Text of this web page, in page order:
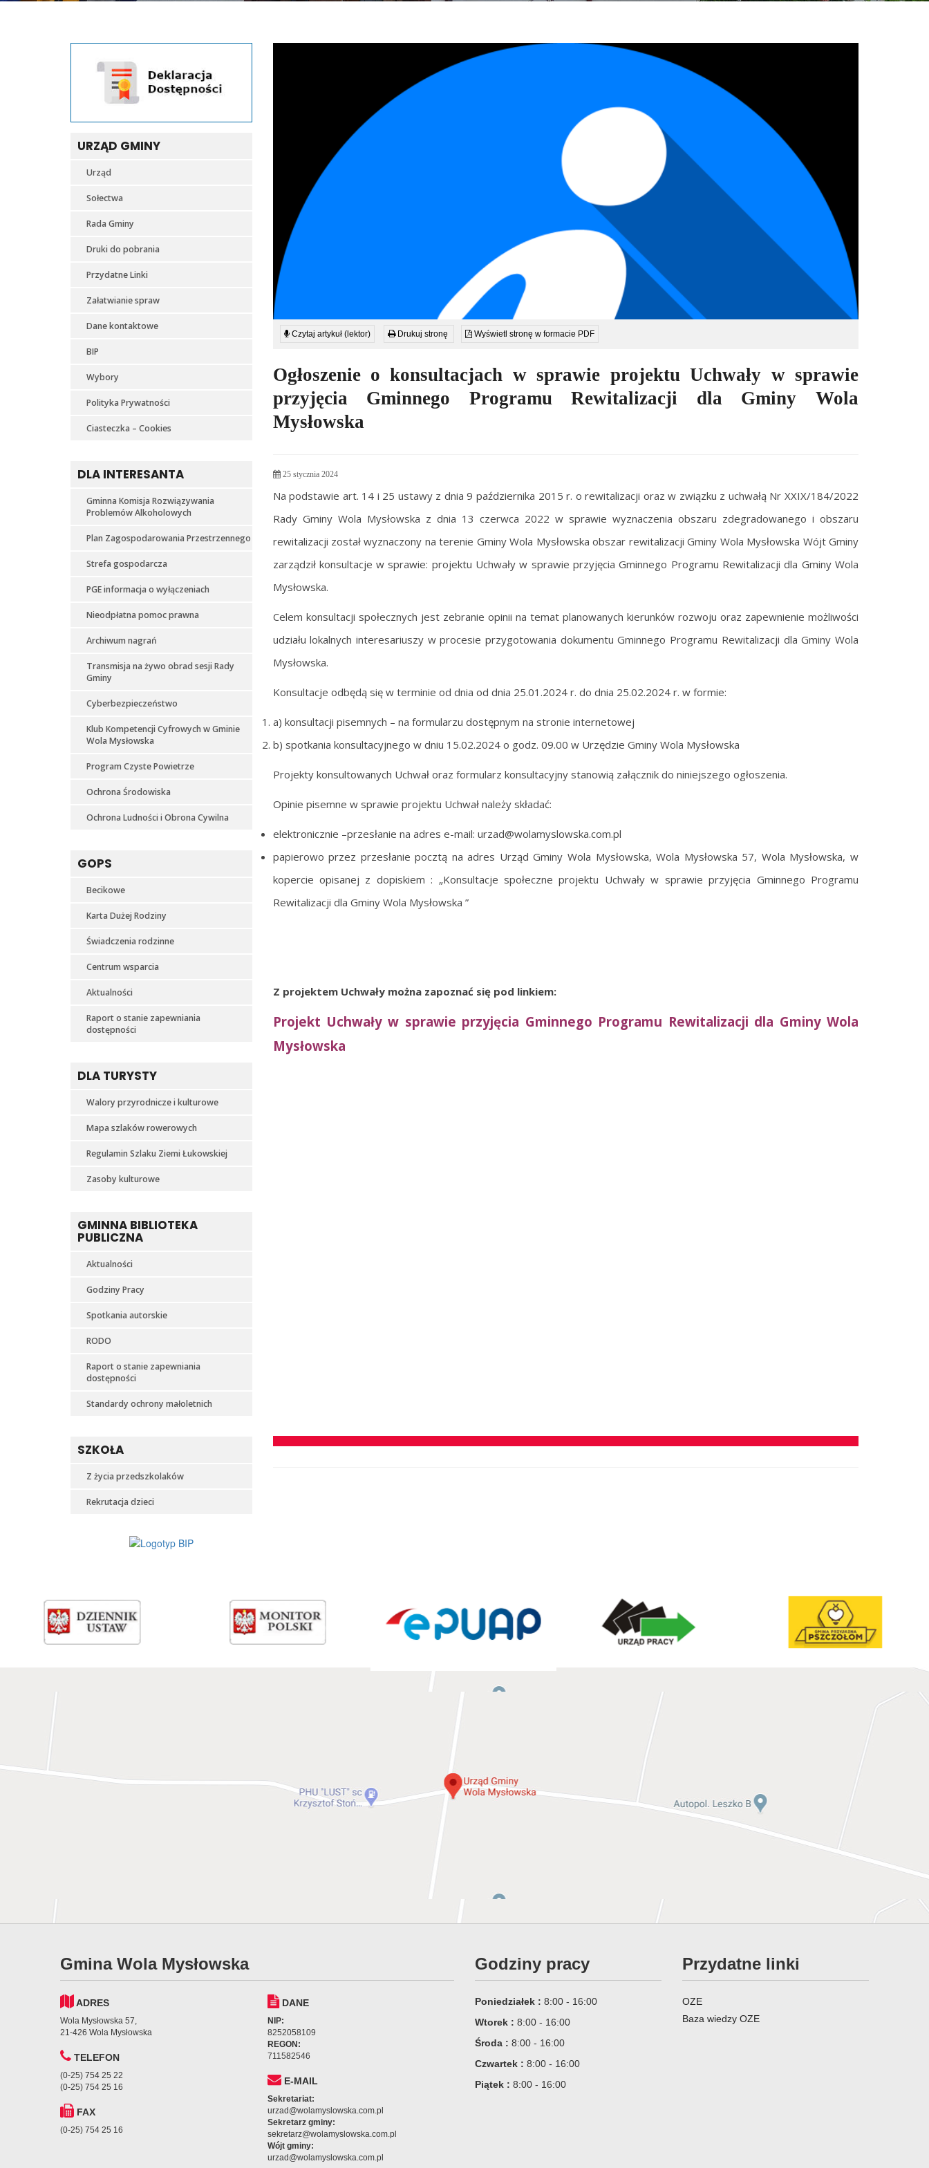
URZĄD GMINY
Urząd
Sołectwa
Rada Gminy
Druki do pobrania
Przydatne Linki
Załatwianie spraw
Dane kontaktowe
BIP
Wybory
Polityka Prywatności
Ciasteczka – Cookies
DLA INTERESANTA
Gminna Komisja Rozwiązywania
Problemów Alkoholowych
Plan Zagospodarowania Przestrzennego
Strefa gospodarcza
PGE informacja o wyłączeniach
Nieodpłatna pomoc prawna
Archiwum nagrań
Transmisja na żywo obrad sesji Rady
Gminy
Cyberbezpieczeństwo
Klub Kompetencji Cyfrowych w Gminie
Wola Mysłowska
Program Czyste Powietrze
Ochrona Środowiska
Ochrona Ludności i Obrona Cywilna
GOPS
Becikowe
Karta Dużej Rodziny
Świadczenia rodzinne
Centrum wsparcia
Aktualności
Raport o stanie zapewniania
dostępności
DLA TURYSTY
Walory przyrodnicze i kulturowe
Mapa szlaków rowerowych
Regulamin Szlaku Ziemi Łukowskiej
Zasoby kulturowe
GMINNA BIBLIOTEKA
PUBLICZNA
Aktualności
Godziny Pracy
Spotkania autorskie
RODO
Raport o stanie zapewniania
dostępności
Standardy ochrony małoletnich
SZKOŁA
Z życia przedszkolaków
Rekrutacja dzieci
Czytaj artykuł (lektor) Drukuj stronę Wyświetl stronę w formacie PDF
Ogłoszenie o konsultacjach w sprawie projektu Uchwały w sprawie
przyjęcia Gminnego Programu Rewitalizacji dla Gminy Wola
Mysłowska
25 stycznia 2024
Na podstawie art. 14 i 25 ustawy z dnia 9 października 2015 r. o rewitalizacji oraz w związku z uchwałą Nr XXIX/184/2022
Rady Gminy Wola Mysłowska z dnia 13 czerwca 2022 w sprawie wyznaczenia obszaru zdegradowanego i obszaru
rewitalizacji został wyznaczony na terenie Gminy Wola Mysłowska obszar rewitalizacji Gminy Wola Mysłowska Wójt Gminy
zarządził konsultacje w sprawie: projektu Uchwały w sprawie przyjęcia Gminnego Programu Rewitalizacji dla Gminy Wola
Mysłowska.
Celem konsultacji społecznych jest zebranie opinii na temat planowanych kierunków rozwoju oraz zapewnienie możliwości
udziału lokalnych interesariuszy w procesie przygotowania dokumentu Gminnego Programu Rewitalizacji dla Gminy Wola
Mysłowska.
Konsultacje odbędą się w terminie od dnia od dnia 25.01.2024 r. do dnia 25.02.2024 r. w formie:
a) konsultacji pisemnych – na formularzu dostępnym na stronie internetowej
b) spotkania konsultacyjnego w dniu 15.02.2024 o godz. 09.00 w Urzędzie Gminy Wola Mysłowska
Projekty konsultowanych Uchwał oraz formularz konsultacyjny stanowią załącznik do niniejszego ogłoszenia.
Opinie pisemne w sprawie projektu Uchwał należy składać:
elektronicznie –przesłanie na adres e-mail: urzad@wolamyslowska.com.pl
papierowo przez przesłanie pocztą na adres Urząd Gminy Wola Mysłowska, Wola Mysłowska 57, Wola Mysłowska, w
kopercie opisanej z dopiskiem : „Konsultacje społeczne projektu Uchwały w sprawie przyjęcia Gminnego Programu
Rewitalizacji dla Gminy Wola Mysłowska ”
Z projektem Uchwały można zapoznać się pod linkiem:
Projekt Uchwały w sprawie przyjęcia Gminnego Programu Rewitalizacji dla Gminy Wola
Mysłowska
Gmina Wola Mysłowska
ADRES
Wola Mysłowska 57,
21-426 Wola Mysłowska
TELEFON
(0-25) 754 25 22
(0-25) 754 25 16
FAX
(0-25) 754 25 16
DANE
NIP:
8252058109
REGON:
711582546
E-MAIL
Sekretariat:
urzad@wolamyslowska.com.pl
Sekretarz gminy:
sekretarz@wolamyslowska.com.pl
Wójt gminy:
urzad@wolamyslowska.com.pl
Godziny pracy
Poniedziałek : 8:00 - 16:00
Wtorek : 8:00 - 16:00
Środa : 8:00 - 16:00
Czwartek : 8:00 - 16:00
Piątek : 8:00 - 16:00
Przydatne linki
OZE
Baza wiedzy OZE